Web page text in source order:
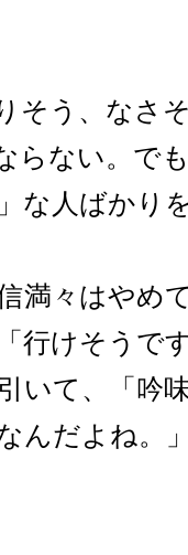
そう、なさ
らない。で
な人ばかり
満々はやめ
行けそうで
いて、「吟
んだよね。